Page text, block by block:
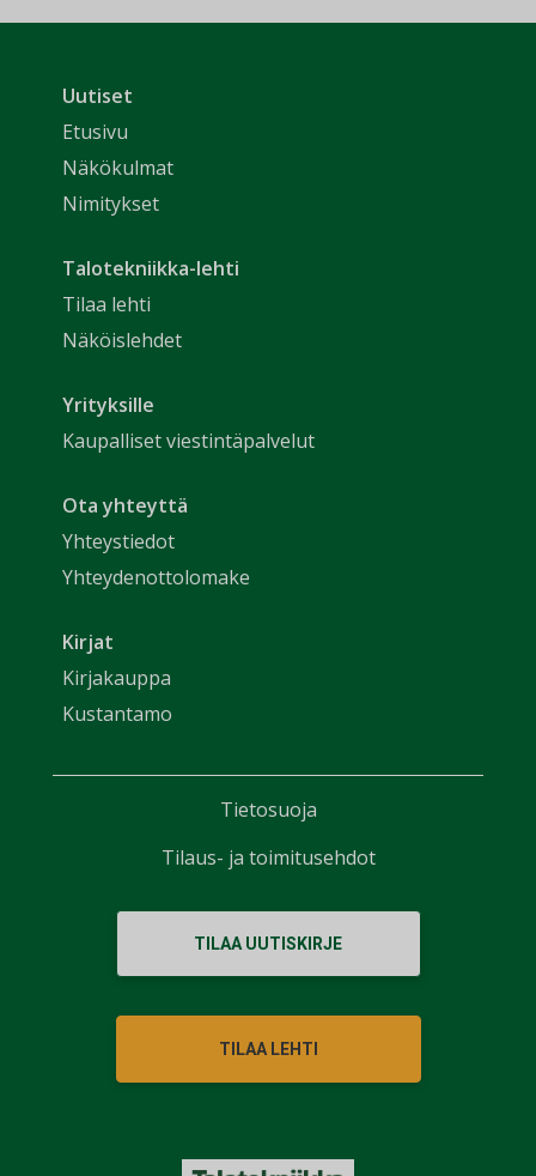
Uutiset
Etusivu
Näkökulmat
Nimitykset
Talotekniikka-lehti
Tilaa lehti
Näköislehdet
Yrityksille
Kaupalliset viestintäpalvelut
Ota yhteyttä
Yhteystiedot
Yhteydenottolomake
Kirjat
Kirjakauppa
Kustantamo
TILAA UUTISKIRJE
TILAA LEHTI
Tietosuoja
Tilaus- ja toimitusehdot